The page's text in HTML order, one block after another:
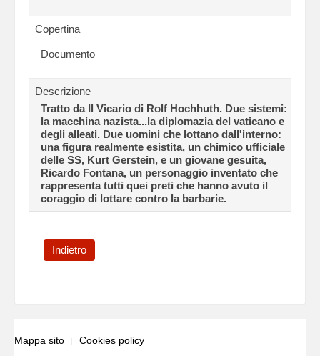
Copertina
Documento
Descrizione
Tratto da Il Vicario di Rolf Hochhuth. Due sistemi:
la macchina nazista...la diplomazia del vaticano e
degli alleati. Due uomini che lottano dall'interno:
una figura realmente esistita, un chimico ufficiale
delle SS, Kurt Gerstein, e un giovane gesuita,
Ricardo Fontana, un personaggio inventato che
rappresenta tutti quei preti che hanno avuto il
coraggio di lottare contro la barbarie.
Indietro
Mappa sito
Cookies policy